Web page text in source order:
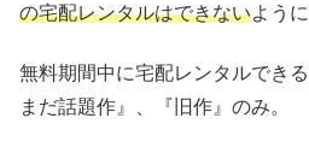
の宅配レンタルはできないよう
無料期間中に宅配レンタルでき
まだ話題作』、『旧作』のみ。